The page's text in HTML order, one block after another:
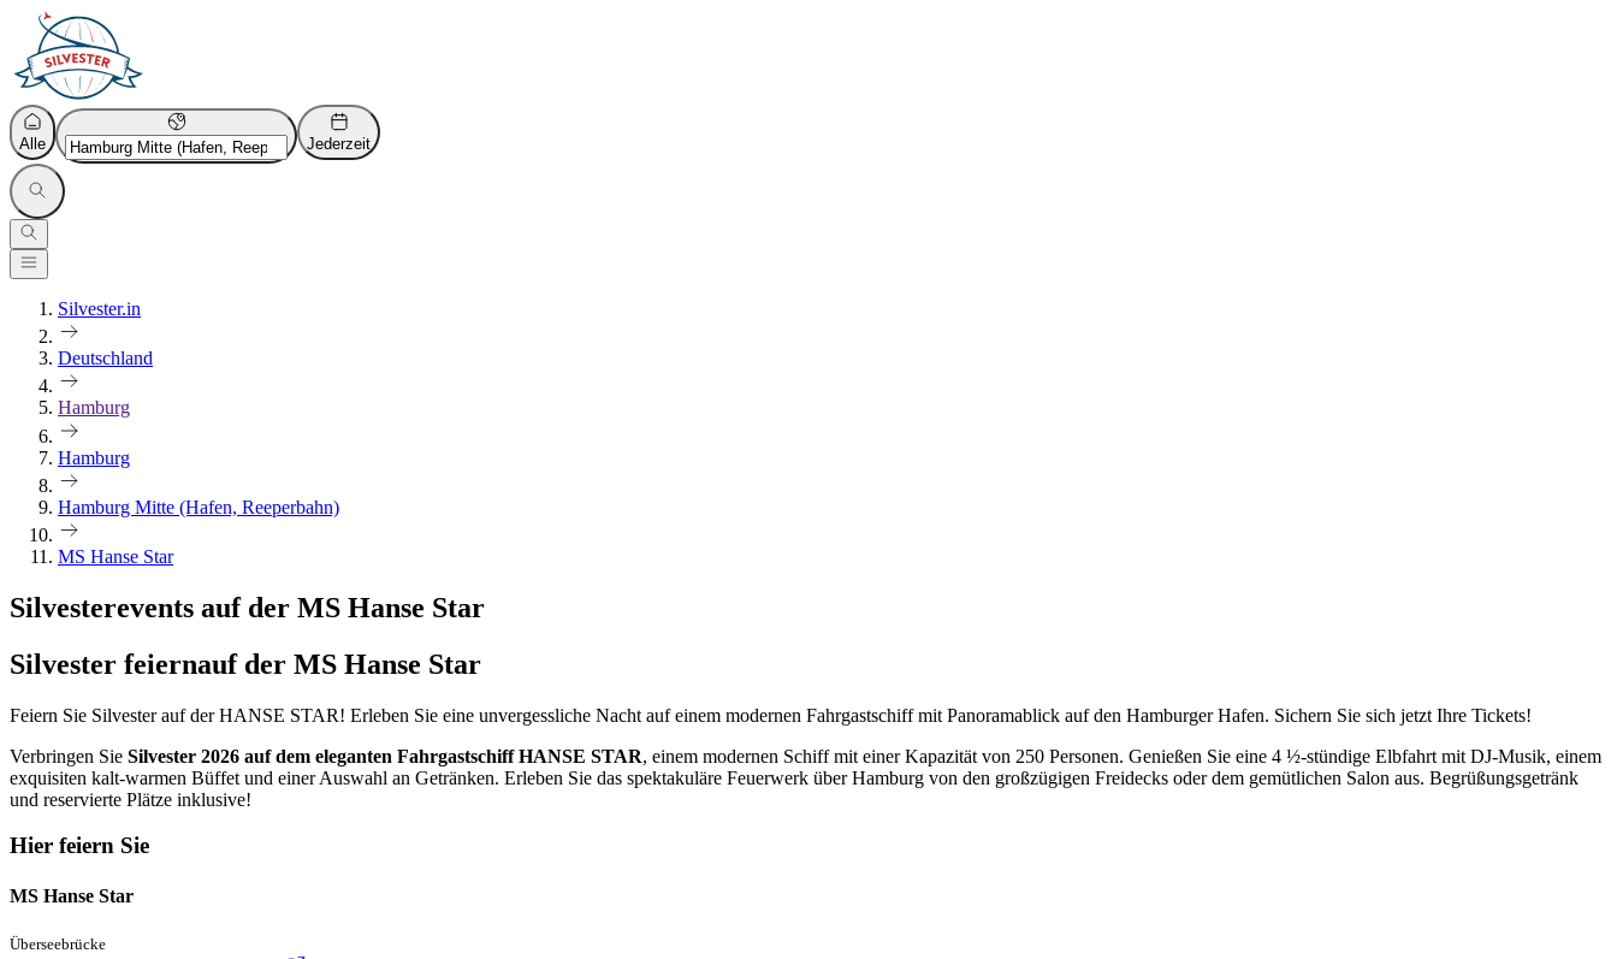
Alle Jederzeit
Silvester.in
Deutschland
Hamburg
Hamburg
Hamburg Mitte (Hafen, Reeperbahn)
MS Hanse Star
Silvesterevents auf der MS Hanse Star
Silvester feiernauf der MS Hanse Star
Feiern Sie Silvester auf der HANSE STAR! Erleben Sie eine unvergessliche Nacht auf einem modernen Fahrgastschiff mit Panoramablick auf den Hamburger Hafen. Sichern Sie sich jetzt Ihre Tickets!
Verbringen Sie Silvester 2026 auf dem eleganten Fahrgastschiff HANSE STAR, einem modernen Schiff mit einer Kapazität von 250 Personen. Genießen Sie eine 4 ½-stündige Elbfahrt mit DJ-Musik, einem
exquisiten kalt-warmen Büffet und einer Auswahl an Getränken. Erleben Sie das spektakuläre Feuerwerk über Hamburg von den großzügigen Freidecks oder dem gemütlichen Salon aus. Begrüßungsgetränk
und reservierte Plätze inklusive!
Hier feiern Sie
MS Hanse Star
Überseebrücke